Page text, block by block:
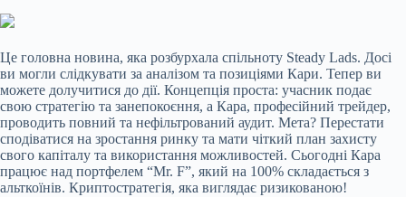
Це головна новина, яка розбурхала спільноту Steady Lads. Досі
ви могли слідкувати за аналізом та позиціями Кари. Тепер ви
можете долучитися до дії. Концепція проста: учасник подає
свою стратегію та занепокоєння, а Кара, професійний трейдер,
проводить повний та нефільтрований аудит. Мета? Перестати
сподіватися на зростання ринку та мати чіткий план захисту
свого капіталу та використання можливостей. Сьогодні Кара
працює над портфелем “Mr. F”, який на 100% складається з
альткоїнів. Криптостратегія, яка виглядає ризикованою!